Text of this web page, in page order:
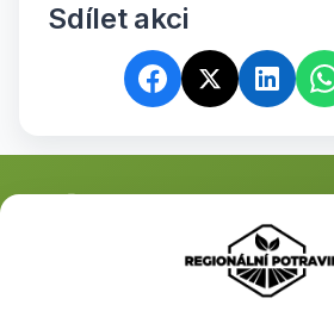
Sdílet akci
Propojujeme místní farmáře s lidmi, kteří
potraviny. Objevte farmářské produkty